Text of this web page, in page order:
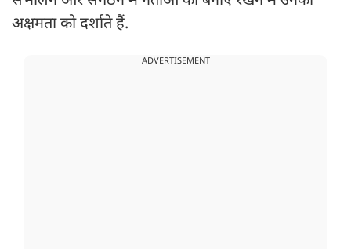
अक्षमता को दर्शाते हैं.
ADVERTISEMENT